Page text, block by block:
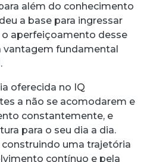
além do conhecimento
a base para ingressar
aperfeiçoamento desse
fundamental
oferecida no IQ
a não se acomodarem e
constantemente, e
para o seu dia a dia.
construindo uma trajetória
contínuo e pela